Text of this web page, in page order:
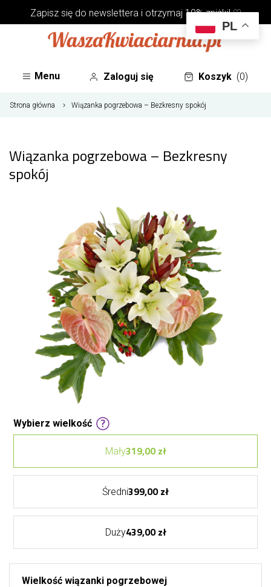
Zapisz się do newsletterai otrzymaj 10% zniżki! ♡
Menu Zaloguj się Koszyk (0)
Strona główna Wiązanka pogrzebowa – Bezkresny spokój
Wiązanka pogrzebowa – Bezkresny
spokój
Wybierz wielkość
Mały319,00 zł
Średni399,00 zł
Duży439,00 zł
Wielkość wiązanki pogrzebowej
PL